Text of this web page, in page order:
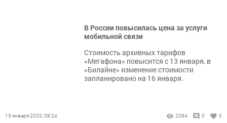
В России повысилась цена за услуги
мобильной связи
Стоимость архивных тарифов
«Мегафона» повысится с 13 января, в
«Билайне» изменение стоимости
запланировано на 16 января.
13 января 2020, 08:24 2094 0 0